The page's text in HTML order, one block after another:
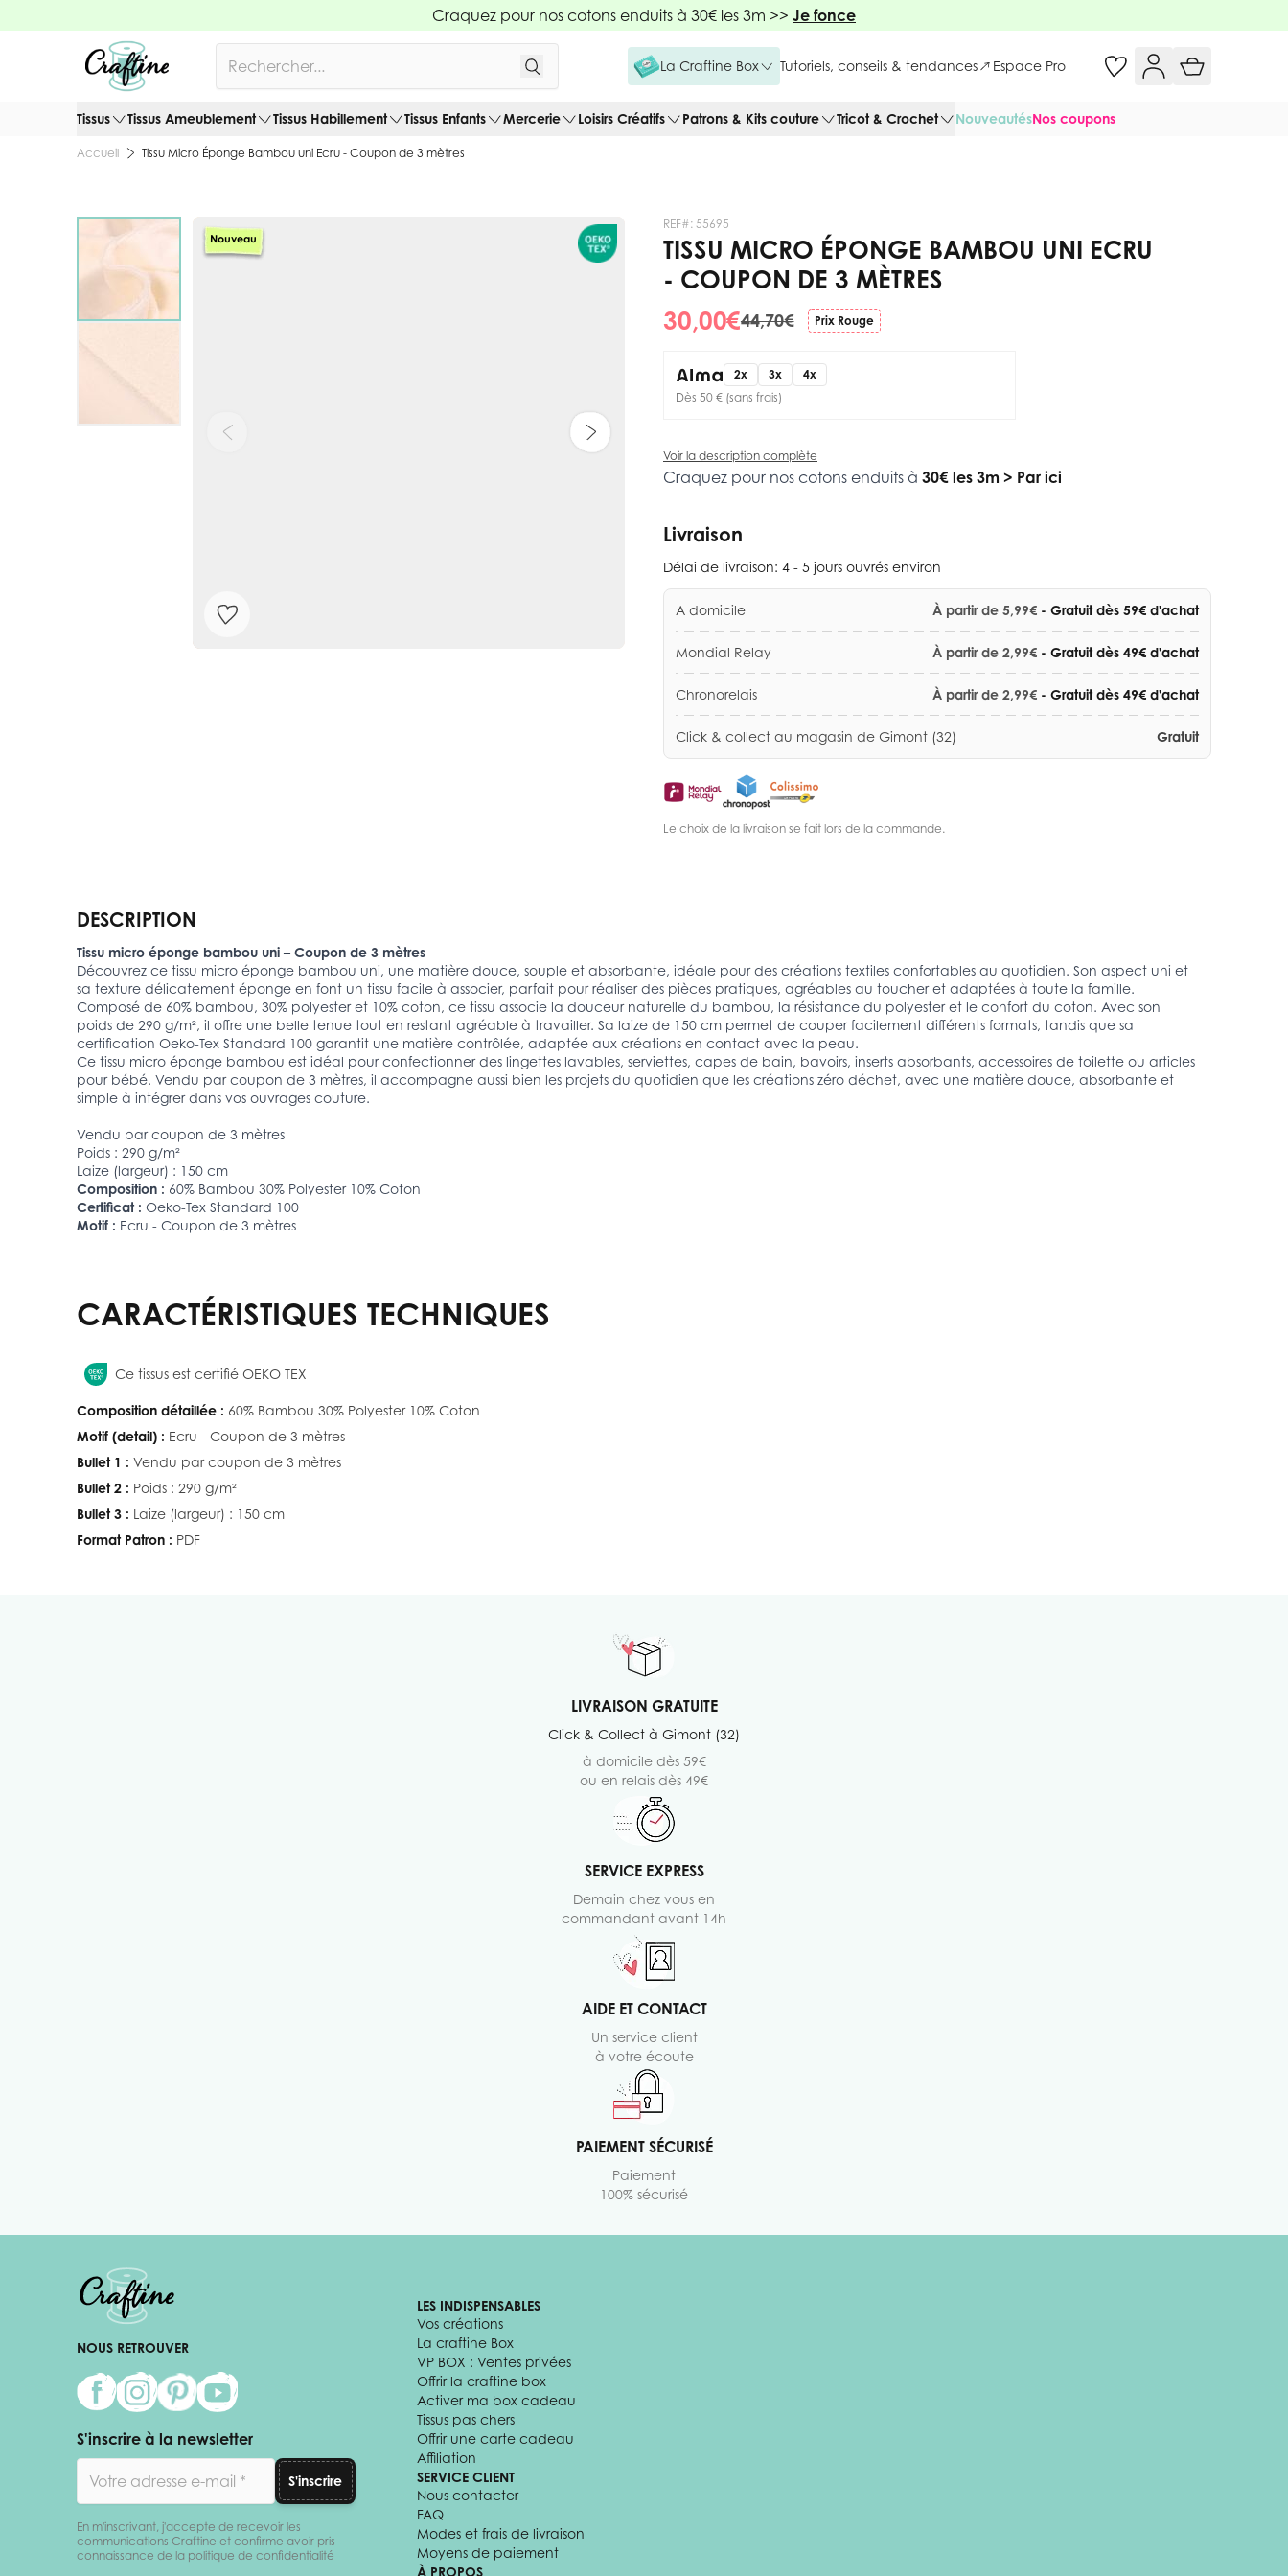
Craquez pour nos cotons enduits à 30€ les 3m >> Je fonce
La Craftine Box Tutoriels, conseils & tendances Espace Pro
Tissus Tissus Ameublement Tissus Habillement Tissus Enfants Mercerie Loisirs Créatifs Patrons & Kits couture Tricot & Crochet NouveautésNos coupons
Accueil Tissu Micro Éponge Bambou uni Ecru - Coupon de 3 mètres
Nouveau
REF#: 55695
TISSU MICRO ÉPONGE BAMBOU UNI ECRU
- COUPON DE 3 MÈTRES
44,70 €
30,00 € Prix Rouge
2x 3x
4x
Dès 50 € (sans frais)
Voir la description complète
Craquez pour nos cotons enduits à 30€ les 3m > Par ici
Livraison
Délai de livraison: 4 - 5 jours ouvrés environ
A domicile À partir de 5,99€ - Gratuit dès 59€ d'achat
Mondial Relay À partir de 2,99€ - Gratuit dès 49€ d'achat
Chronorelais À partir de 2,99€ - Gratuit dès 49€ d'achat
Click & collect au magasin de Gimont (32) Gratuit
Le choix de la livraison se fait lors de la commande.
DESCRIPTION
Tissu micro éponge bambou uni – Coupon de 3 mètres
Découvrez ce tissu micro éponge bambou uni, une matière douce, souple et absorbante, idéale pour des créations textiles confortables au quotidien. Son aspect uni et
sa texture délicatement éponge en font un tissu facile à associer, parfait pour réaliser des pièces pratiques, agréables au toucher et adaptées à toute la famille.
Composé de 60% bambou, 30% polyester et 10% coton, ce tissu associe la douceur naturelle du bambou, la résistance du polyester et le confort du coton. Avec son
poids de 290 g/m², il offre une belle tenue tout en restant agréable à travailler. Sa laize de 150 cm permet de couper facilement différents formats, tandis que sa
certification Oeko-Tex Standard 100 garantit une matière contrôlée, adaptée aux créations en contact avec la peau.
Ce tissu micro éponge bambou est idéal pour confectionner des lingettes lavables, serviettes, capes de bain, bavoirs, inserts absorbants, accessoires de toilette ou articles
pour bébé. Vendu par coupon de 3 mètres, il accompagne aussi bien les projets du quotidien que les créations zéro déchet, avec une matière douce, absorbante et
simple à intégrer dans vos ouvrages couture.
Vendu par coupon de 3 mètres
Poids : 290 g/m²
Laize (largeur) : 150 cm
Composition : 60% Bambou 30% Polyester 10% Coton
Certificat : Oeko-Tex Standard 100
Motif : Ecru - Coupon de 3 mètres
CARACTÉRISTIQUES TECHNIQUES
Ce tissus est certifié OEKO TEX
Composition détaillée : 60% Bambou 30% Polyester 10% Coton
Motif (detail) : Ecru - Coupon de 3 mètres
Bullet 1 : Vendu par coupon de 3 mètres
Bullet 2 : Poids : 290 g/m²
Bullet 3 : Laize (largeur) : 150 cm
Format Patron : PDF
LIVRAISON GRATUITE
Click & Collect à Gimont (32)
à domicile dès 59€
ou en relais dès 49€
SERVICE EXPRESS
Demain chez vous en
commandant avant 14h
AIDE ET CONTACT
Un service client
à votre écoute
PAIEMENT SÉCURISÉ
Paiement
100% sécurisé
NOUS RETROUVER
S'inscrire à la newsletter
S'inscrire
En m'inscrivant, j'accepte de recevoir les
communications Craftine et confirme avoir pris
connaissance de la politique de confidentialité
LES INDISPENSABLES
Vos créations
La craftine Box
VP BOX : Ventes privées
Offrir la craftine box
Activer ma box cadeau
Tissus pas chers
Offrir une carte cadeau
Affiliation
SERVICE CLIENT
Nous contacter
FAQ
Modes et frais de livraison
Moyens de paiement
À PROPOS